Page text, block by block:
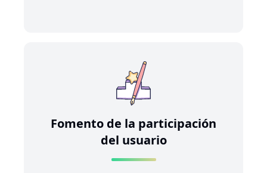
Fomento de la participación
del usuario